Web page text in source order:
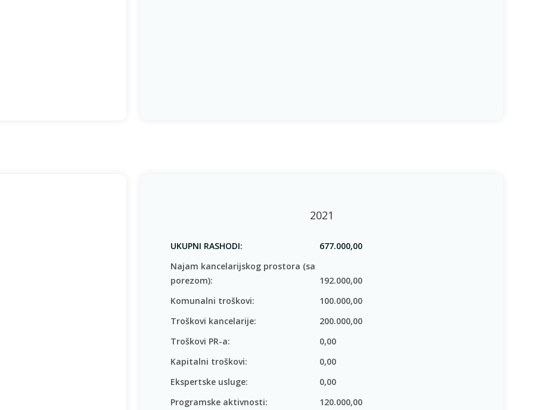
2021
UKUPNI RASHODI:
677.000,00
Najam kancelarijskog prostora (sa
porezom):
192.000,00
Komunalni troškovi:
100.000,00
Troškovi kancelarije:
200.000,00
Troškovi PR-a:
0,00
Kapitalni troškovi:
0,00
Ekspertske usluge:
0,00
Programske aktivnosti:
120.000,00